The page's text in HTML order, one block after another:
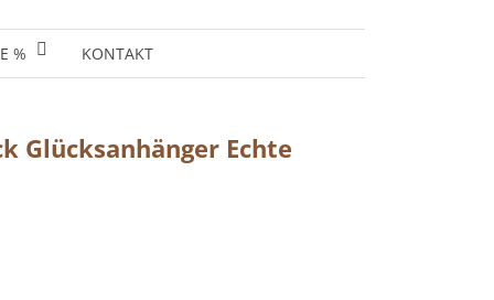
% KONTAKT
Glücksanhänger Echte